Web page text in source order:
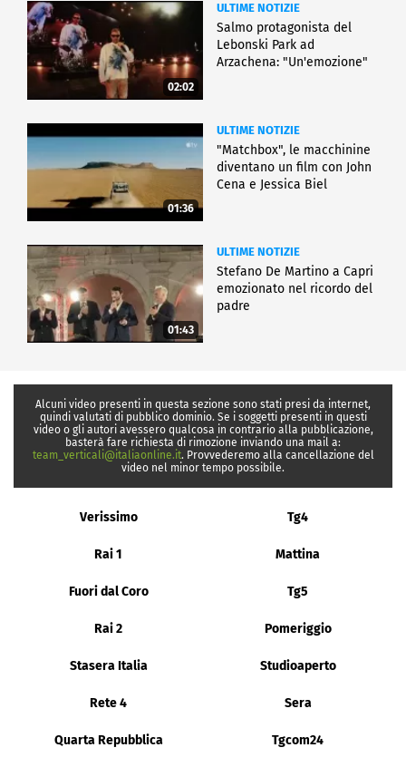
02:02
ULTIME NOTIZIE
Salmo protagonista del
Lebonski Park ad
Arzachena: "Un'emozione"
01:36
ULTIME NOTIZIE
"Matchbox", le macchinine
diventano un film con John
Cena e Jessica Biel
01:43
ULTIME NOTIZIE
Stefano De Martino a Capri
emozionato nel ricordo del
padre
Alcuni video presenti in questa sezione sono stati presi da internet,
quindi valutati di pubblico dominio. Se i soggetti presenti in questi
video o gli autori avessero qualcosa in contrario alla pubblicazione,
basterà fare richiesta di rimozione inviando una mail a:
team_verticali@italiaonline.it. Provvederemo alla cancellazione del
video nel minor tempo possibile.
Verissimo Tg4
Rai 1 Mattina
Fuori dal Coro Tg5
Rai 2 Pomeriggio
Stasera Italia Studioaperto
Rete 4 Sera
Quarta Repubblica Tgcom24